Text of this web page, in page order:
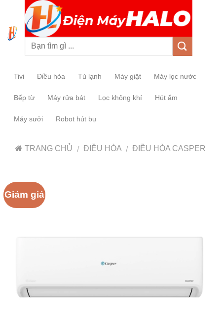
Tivi Điều hòa Tủ lạnh Máy giặt Máy lọc nước
Bếp từ Máy rửa bát Lọc không khí Hút ẩm
Máy sưởi Robot hút bụ
TRANG CHỦ / ĐIỀU HÒA / ĐIỀU HÒA CASPER
Giảm giá